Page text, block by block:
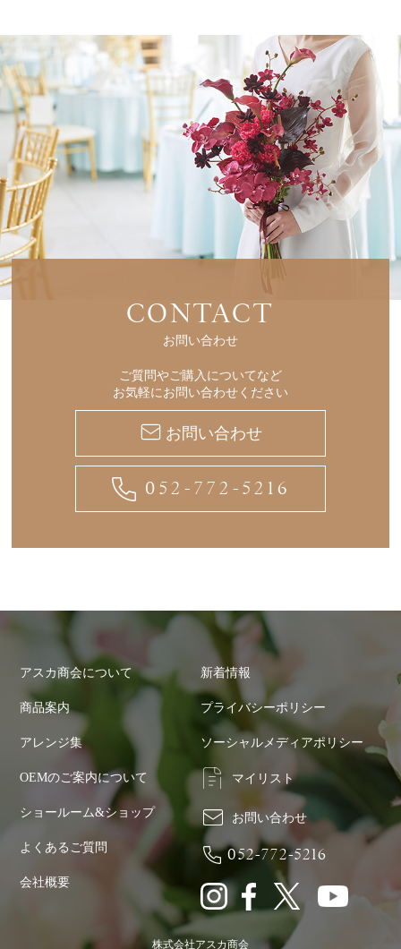
CONTACT
お問い合わせ
ご質問やご購入についてなど
お気軽にお問い合わせください
お問い合わせ
052-772-5216
アスカ商会について
商品案内
アレンジ集
OEMのご案内について
ショールーム&ショップ
よくあるご質問
会社概要
新着情報
プライバシーポリシー
ソーシャルメディアポリシー
マイリスト
お問い合わせ
052-772-5216
株式会社アスカ商会